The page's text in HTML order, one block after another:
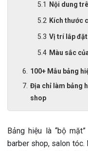
Nội dung
Kích thước
Vị trí lắp
Màu sắc
100+ Mẫu bảng
Địa chỉ làm bảng
shop
Bảng hiệu là “bộ
barber shop, salon tóc.